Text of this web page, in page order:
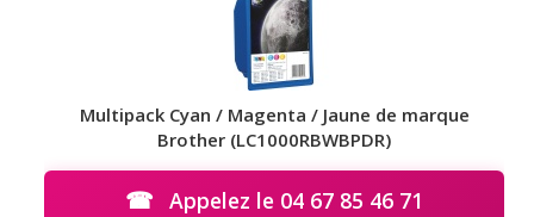
Multipack Cyan / Magenta / Jaune de marque
Brother (LC1000RBWBPDR)
☎ Appelez le 04 67 85 46 71